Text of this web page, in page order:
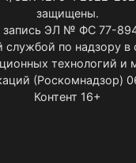
защищены.
запись ЭЛ № ФС 77-
службой по надзору в
технологий и
(Роскомнадзор)
Контент 16+